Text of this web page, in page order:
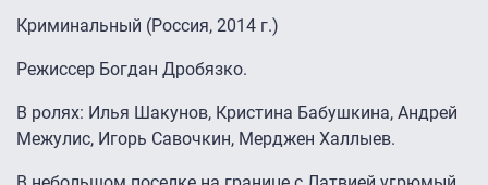
Криминальный (Россия, 2014 г.)
Режиссер Богдан Дробязко.
В ролях: Илья Шакунов, Кристина Бабушкина, Андрей
Межулис, Игорь Савочкин, Мерджен Халлыев.